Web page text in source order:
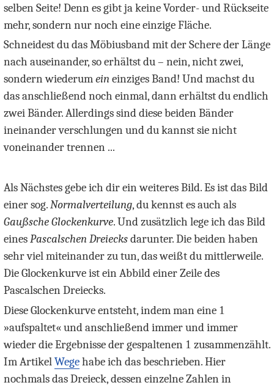
selben Seite! Denn es gibt ja keine Vorder- und Rückseite
mehr, sondern nur noch eine einzige Fläche.
Schneidest du das Möbiusband mit der Schere der Länge
nach auseinander, so erhältst du – nein, nicht zwei,
sondern wiederumeineinziges Band! Und machst du
das anschließend noch einmal, dann erhältst du endlich
zwei Bänder. Allerdings sind diese beiden Bänder
ineinander verschlungen und du kannst sie nicht
voneinander trennen ...
Als Nächstes gebe ich dir ein weiteres Bild. Es ist das Bild
einer sog.Normalverteilung, du kennst es auch als
Gaußsche Glockenkurve. Und zusätzlich lege ich das Bild
einesPascalschen Dreiecksdarunter. Die beiden haben
sehr viel miteinander zu tun, das weißt du mittlerweile.
Die Glockenkurve ist ein Abbild einer Zeile des
Pascalschen Dreiecks.
Diese Glockenkurve entsteht, indem man eine 1
»aufspaltet« und anschließend immer und immer
wieder die Ergebnisse der gespaltenen 1 zusammenzählt.
Im ArtikelWegehabe ich das beschrieben. Hier
nochmals das Dreieck, dessen einzelne Zahlen in